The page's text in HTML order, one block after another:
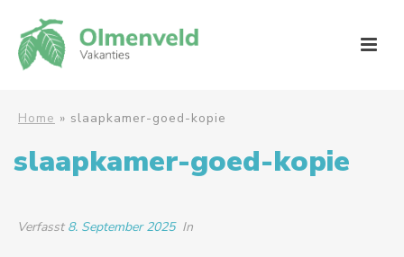
Home » slaapkamer-goed-kopie
slaapkamer-goed-kopie
Verfasst 8. September 2025 In